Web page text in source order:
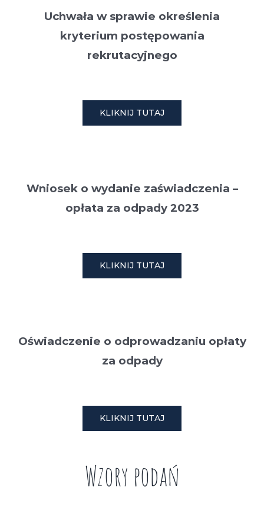
Uchwała w sprawie określenia
kryterium postępowania
rekrutacyjnego
KLIKNIJ TUTAJ
Wniosek o wydanie zaświadczenia –
opłata za odpady 2023
KLIKNIJ TUTAJ
Oświadczenie o odprowadzaniu opłaty
za odpady
KLIKNIJ TUTAJ
Wzory podań